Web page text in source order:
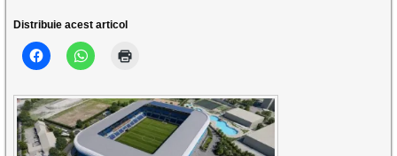
Distribuie acest articol